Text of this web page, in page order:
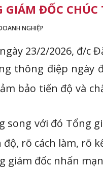
GIÁM ĐỐC
NGHIỆP
23/2/2026, đ/c
thông điệp ngày
bảo tiến độ và
song với đó Tổng
độ, rõ cách làm, rõ
giám đốc nhấn